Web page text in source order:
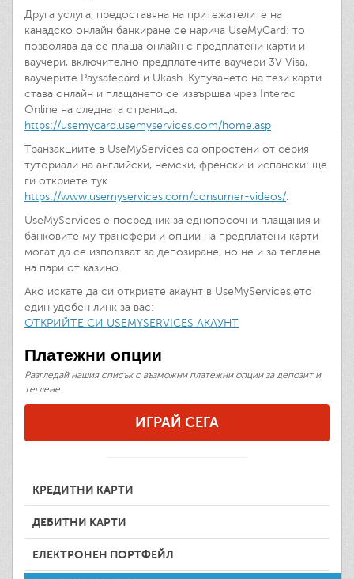
Друга услуга, предоставяна на притежателите на
канадско онлайн банкиране се нарича UseMyCard: то
позволява да се плаща онлайн с предплатени карти и
ваучери, включително предплатените ваучери 3V Visa,
ваучерите Paysafecard и Ukash. Купуването на тези карти
става онлайн и плащането се извършва чрез Interac
Online на следната страница:
https://usemycard.usemyservices.com/home.asp
Транзакциите в UseMyServices са опростени от серия
туториали на английски, немски, френски и испански: ще
ги откриете тук
https://www.usemyservices.com/consumer-videos/.
UseMyServices е посредник за еднопосочни плащания и
банковите му трансфери и опции на предплатени карти
могат да се използват за депозиране, но не и за теглене
на пари от казино.
Ако искате да си откриете акаунт в UseMyServices,ето
един удобен линк за вас:
ОТКРИЙТЕ СИ USEMYSERVICES АКАУНТ
Платежни опции
Разгледай нашия списък с възможни платежни опции за депозит и
теглене.
ИГРАЙ СЕГА
КРЕДИТНИ КАРТИ
ДЕБИТНИ КАРТИ
ЕЛЕКТРОНЕН ПОРТФЕЙЛ